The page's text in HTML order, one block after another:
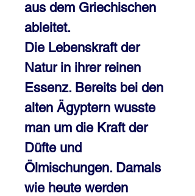
aus dem Griechischen
ableitet.
Die Lebenskraft der
Natur in ihrer reinen
Essenz. Bereits bei den
alten Ägyptern wusste
man um die Kraft der
Düfte und
Ölmischungen. Damals
wie heute werden